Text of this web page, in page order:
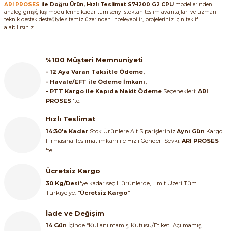
ARI PROSES ile Doğru Ürün, Hızlı Teslimat S7-1200 G2 CPU modellerinden
analog giriş/çıkış modüllerine kadar tüm seriyi stoktan teslim avantajları ve uzman
teknik destek desteğiyle sitemiz üzerinden inceleyebilir, projeleriniz için teklif
alabilirsiniz.
%100 Müşteri Memnuniyeti
- 12 Aya Varan Taksitle Ödeme,
- Havale/EFT ile Ödeme İmkanı,
- PTT Kargo ile Kapıda Nakit Ödeme Seçenekleri: ARI
PROSES 'te.
Hızlı Teslimat
14:30'a Kadar Stok Ürünlere Ait Siparişleriniz Aynı Gün Kargo
Firmasına Teslimat imkanı ile Hızlı Gönderi Sevki: ARI PROSES
'te.
Ücretsiz Kargo
30 Kg/Desi'ye kadar seçili ürünlerde, Limit Üzeri Tüm
Türkiye'ye: "Ücretsiz Kargo"
İade ve Değişim
14 Gün İçinde “Kullanılmamış, Kutusu/Etiketi Açılmamış,